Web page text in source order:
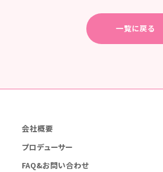
一覧に戻る
会社概要
プロデューサー
FAQ&お問い合わせ